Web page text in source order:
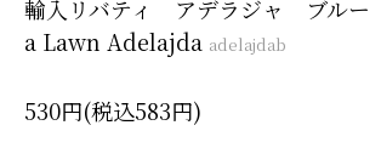
輸入リバティ アデラジャ ブル
a Lawn Adelajda adelajdab
530円(税込583円)